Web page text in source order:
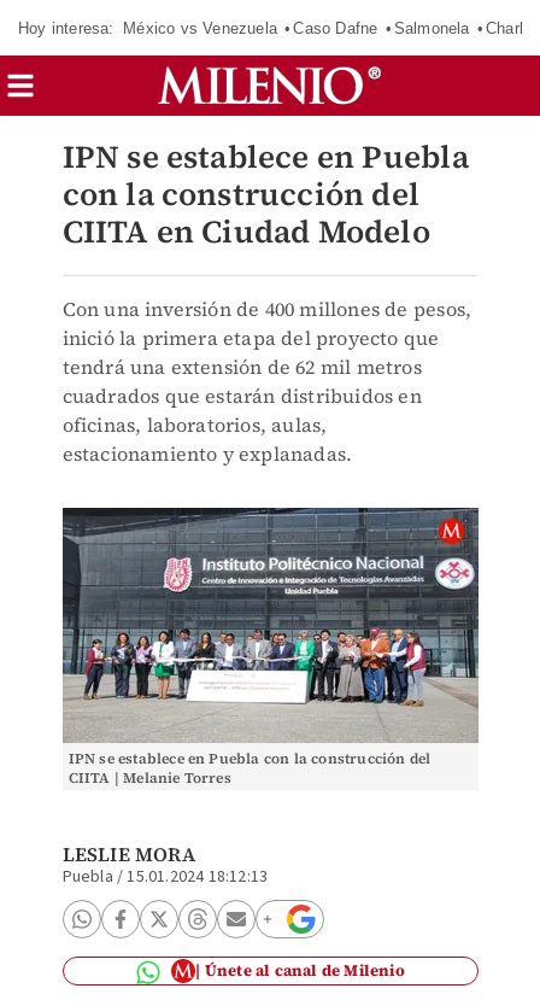
Hoy interesa: México vs Venezuela Caso Dafne Salmonela
IPN se establece en Puebla
con la construcción del
CIITA en Ciudad Modelo
Con una inversión de 400 millones de pesos,
inició la primera etapa del proyecto que
tendrá una extensión de 62 mil metros
cuadrados que estarán distribuidos en
oficinas, laboratorios, aulas,
estacionamiento y explanadas.
IPN se establece en Puebla con la construcción del
CIITA | Melanie Torres
LESLIE MORA
Puebla /15.01.2024 18:12:13
Únete al canal de Milenio